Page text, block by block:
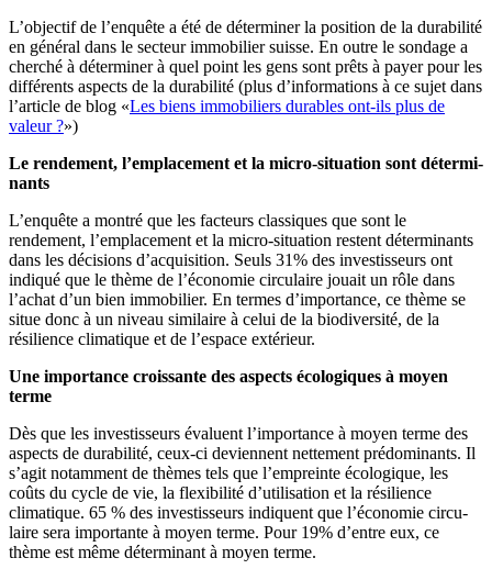
L’objectif de l’enquête a été de déter­miner la position de la durabilité
en général dans le secteur immobilier suisse. En outre le sondage a
cherché à déter­miner à quel point les gens sont prêts à payer pour les
diffé­rents aspects de la durabilité (plus d’informations à ce sujet dans
l’article de blog «Les biens immobi­liers durables ont-ils plus de
valeur ?»)
Le rendement, l’emplacement et la micro-situation sont déter­mi­
nants
L’enquête a montré que les facteurs classiques que sont le
rendement, l’emplacement et la micro-situation restent déter­mi­nants
dans les décisions d’acquisition. Seuls 31% des inves­tis­seurs ont
indiqué que le thème de l’économie circu­laire jouait un rôle dans
l’achat d’un bien immobilier. En termes d’importance, ce thème se
situe donc à un niveau similaire à celui de la biodi­versité, de la
résilience climatique et de l’espace extérieur.
Une impor­tance crois­sante des aspects écolo­giques à moyen
terme
Dès que les inves­tis­seurs évaluent l’importance à moyen terme des
aspects de durabilité, ceux-ci deviennent nettement prédo­mi­nants. Il
s’agit notamment de thèmes tels que l’empreinte écolo­gique, les
coûts du cycle de vie, la flexi­bilité d’utilisation et la résilience
climatique. 65 % des inves­tis­seurs indiquent que l’économie circu­
laire sera impor­tante à moyen terme. Pour 19% d’entre eux, ce
thème est même déter­minant à moyen terme.